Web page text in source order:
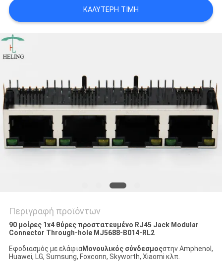
ΠΟΛΙΤΙΚΉ
ΑΠΟΡΡΉΤΟΥ
ΚΑΛΎΤΕΡΗ ΤΙΜΉ
Περιγραφή προϊόντων
90 μοίρες 1x4 θύρες προστατευμένο RJ45 Jack Modular
Connector Through-hole MJ5688-B014-RL2
Εφοδιασμός με ελάφιαΜονουλικός σύνδεσμοςστην Amphenol,
Huawei, LG, Sumsung, Foxconn, Skyworth, Xiaomi κλπ.